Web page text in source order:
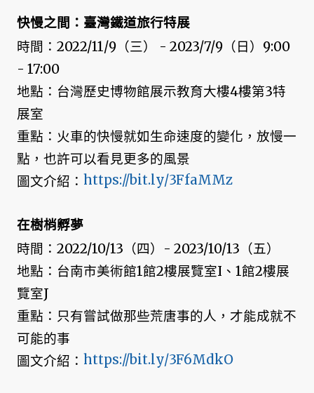
快慢之間：臺灣鐵道旅行特展
時間：2022/11/9（三） - 2023/7/9（日）9:00
- 17:00
地點：台灣歷史博物館展示教育大樓4樓第3特
展室
重點：火車的快慢就如生命速度的變化，放慢一
點，也許可以看見更多的風景
圖文介紹： https://bit.ly/3FfaMMz
在樹梢孵夢
時間：2022/10/13（四）- 2023/10/13（五）
地點：台南市美術館1館2樓展覽室I、1館2樓展
覽室J
重點：只有嘗試做那些荒唐事的人，才能成就不
可能的事
圖文介紹： https://bit.ly/3F6MdkO